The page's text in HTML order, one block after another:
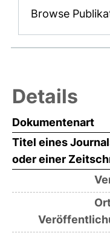
Browse
Details
Dokumentenart
Titel eines
oder einer